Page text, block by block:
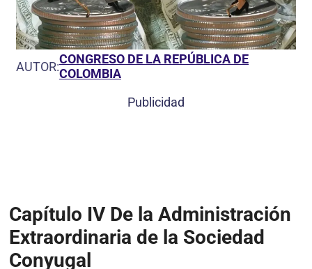
AUTOR:CONGRESO DE LA REPÚBLICA DE
COLOMBIA
Publicidad
Capítulo IV De la Administración
Extraordinaria de la Sociedad
Conyugal